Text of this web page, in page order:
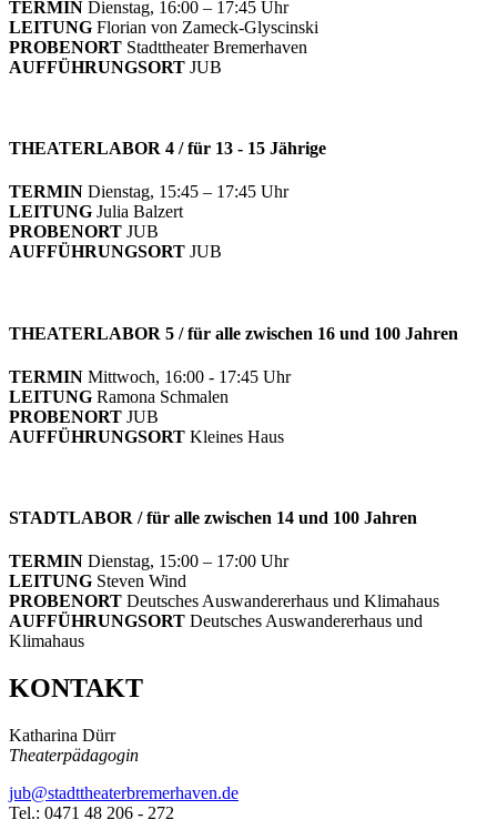
TERMIN Dienstag, 16:00 – 17:45 Uhr
LEITUNG Florian von Zameck-Glyscinski
PROBENORT Stadttheater Bremerhaven
AUFFÜHRUNGSORT JUB
THEATERLABOR 4 / für 13 - 15 Jährige
TERMIN Dienstag, 15:45 – 17:45 Uhr
LEITUNG Julia Balzert
PROBENORT JUB
AUFFÜHRUNGSORT JUB
THEATERLABOR 5 / für alle zwischen 16 und 100 Jahren
TERMIN Mittwoch, 16:00 - 17:45 Uhr
LEITUNG Ramona Schmalen
PROBENORT JUB
AUFFÜHRUNGSORT Kleines Haus
STADTLABOR / für alle zwischen 14 und 100 Jahren
TERMIN Dienstag, 15:00 – 17:00 Uhr
LEITUNG Steven Wind
PROBENORT Deutsches Auswandererhaus und Klimahaus
AUFFÜHRUNGSORT Deutsches Auswandererhaus und
Klimahaus
KONTAKT
Katharina Dürr
Theaterpädagogin
jub@stadttheaterbremerhaven.de
Tel.: 0471 48 206 - 272